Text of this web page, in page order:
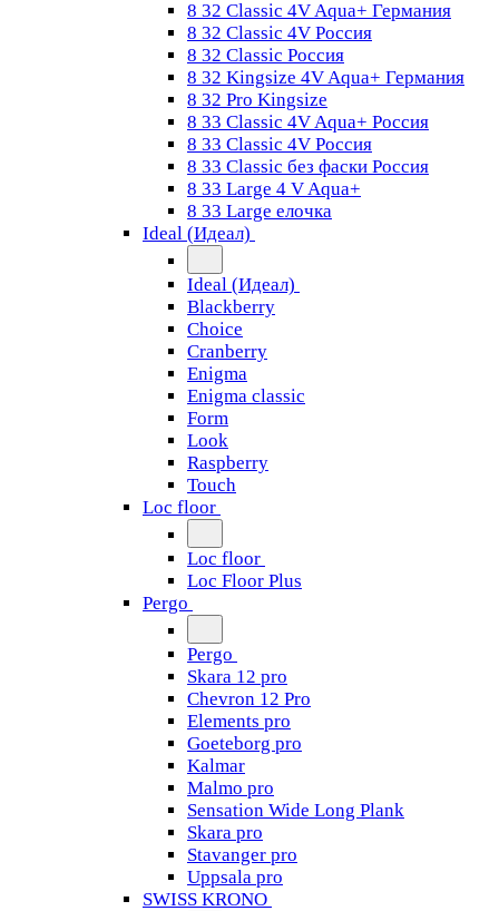
8 32 Classic 4V Aqua+ Германия
8 32 Classic 4V Россия
8 32 Classic Россия
8 32 Kingsize 4V Aqua+ Германия
8 32 Pro Kingsize
8 33 Classic 4V Aqua+ Россия
8 33 Classic 4V Россия
8 33 Classic без фаски Россия
8 33 Large 4 V Aqua+
8 33 Large елочка
Ideal (Идеал)
Ideal (Идеал)
Blackberry
Choice
Cranberry
Enigma
Enigma classic
Form
Look
Raspberry
Touch
Loc floor
Loc floor
Loc Floor Plus
Pergo
Pergo
Skara 12 pro
Chevron 12 Pro
Elements pro
Goeteborg pro
Kalmar
Malmo pro
Sensation Wide Long Plank
Skara pro
Stavanger pro
Uppsala pro
SWISS KRONO